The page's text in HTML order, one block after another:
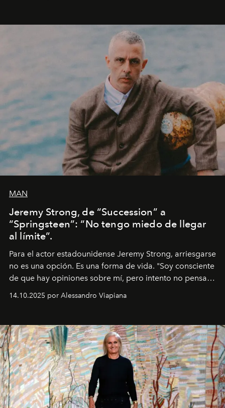
MAN
Jeremy Strong, de “Succession” a
“Springsteen”: “No tengo miedo de llegar
al límite”.
Para el actor estadounidense Jeremy Strong, arriesgarse
no es una opción. Es una forma de vida. "Soy consciente
de que hay opiniones sobre mí, pero intento no pensar
pérdida de tiempo", afirma.
14.10.2025 por Alessandro Viapiana